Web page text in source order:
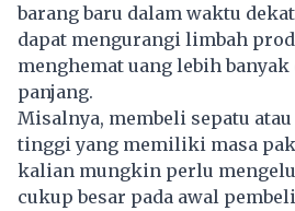
barang baru dalam waktu
dapat mengurangi limbah
menghemat uang lebih
panjang.
Misalnya, membeli sepatu
tinggi yang memiliki masa
kalian mungkin perlu
cukup besar pada awal